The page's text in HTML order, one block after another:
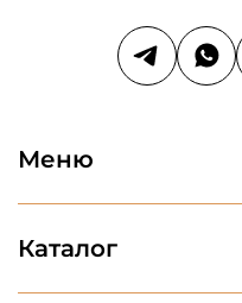
Меню
Проекты
Каталог